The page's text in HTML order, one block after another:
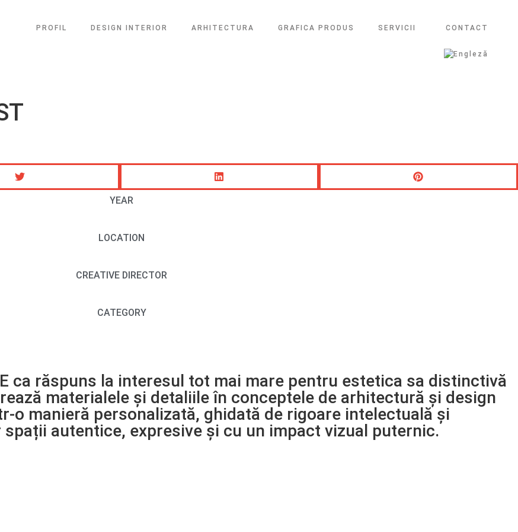
PROFIL DESIGN INTERIOR ARHITECTURA GRAFICA PRODUS SERVICII CONTACT
YEAR
LOCATION
CREATIVE DIRECTOR
CATEGORY
ca răspuns la interesul tot mai mare pentru estetica sa distinctivă
materialele și detaliile în conceptele de arhitectură și design
o manieră personalizată, ghidată de rigoare intelectuală și
autentice, expresive și cu un impact vizual puternic.